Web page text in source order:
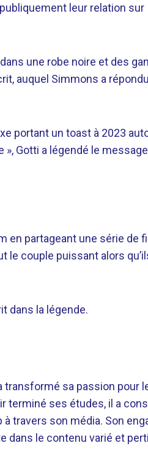
leur relation sur
une robe noire et des
auquel Simmons a
portant un toast à 2023
Gotti a légendé le
en partageant une série de
le couple puissant alors
dans la légende.
transformé sa passion pour
terminé ses études, il a
travers son média. Son
le contenu varié et